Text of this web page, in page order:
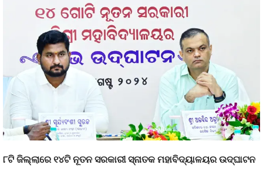
୮ଟି ଜିଲ୍ଲାରେ ୧୪ଟି ନୂତନ ସରକାରୀ ସ୍ନାତକ ମହାବିଦ୍ୟାଳୟର ଉଦ୍‌ଘାଟନ